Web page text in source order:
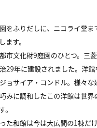
をふりだしに、ニコライ堂ま
ます。
市文化財9庭園のひとつ。三
29年に建設されました。洋
ョサイア・コンドル。様々な
みに調和したこの洋館は世界
た和館は今は大広間の1棟だ